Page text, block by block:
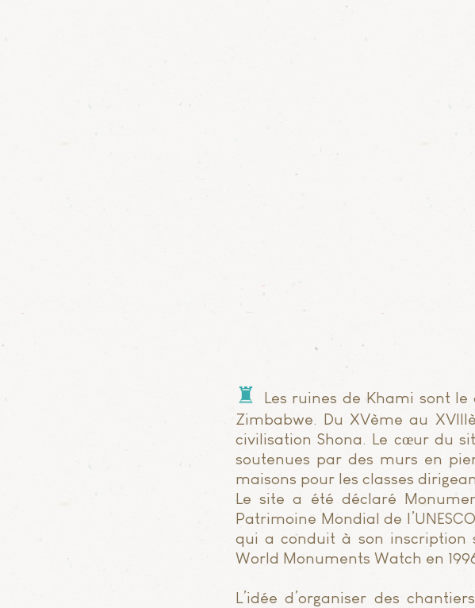
♜
Les ruines de Khami sont
Zimbabwe. Du XVème au
civilisation Shona. Le cœur du
soutenues par des murs en
maisons pour les classes
Le site a été déclaré
Patrimoine Mondial de
qui a conduit à son inscription
World Monuments Watch en
L’idée d’organiser des